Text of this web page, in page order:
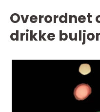
Overordnet
drikke